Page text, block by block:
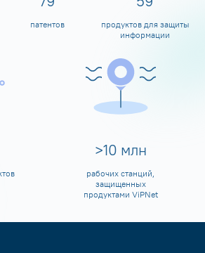
патентов
продуктов для защиты
информации
>10 млн
рабочих станций,
защищенных
продуктами ViPNet